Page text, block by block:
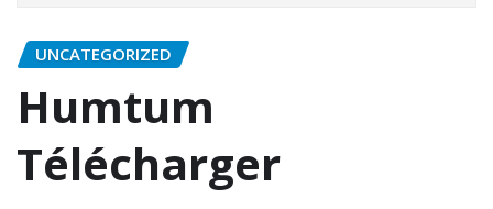
UNCATEGORIZED
Humtum
Télécharger